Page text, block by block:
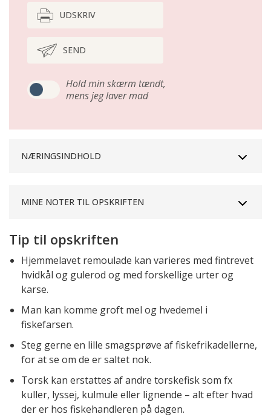
UDSKRIV
SEND
Hold min skærm tændt,
mens jeg laver mad
NÆRINGSINDHOLD
MINE NOTER TIL OPSKRIFTEN
Tip til opskriften
Hjemmelavet remoulade kan varieres med fintrevet
hvidkål og gulerod og med forskellige urter og
karse.
Man kan komme groft mel og hvedemel i
fiskefarsen.
Steg gerne en lille smagsprøve af fiskefrikadellerne,
for at se om de er saltet nok.
Torsk kan erstattes af andre torskefisk som fx
kuller, lyssej, kulmule eller lignende – alt efter hvad
der er hos fiskehandleren på dagen.